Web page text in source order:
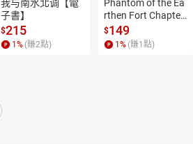
我与南水北调【電
子書】
$215
1 % (賺2點)
Phantom of the Ea
rthen Fort Chapter
4【有聲書】
$149
1 % (賺1 點)